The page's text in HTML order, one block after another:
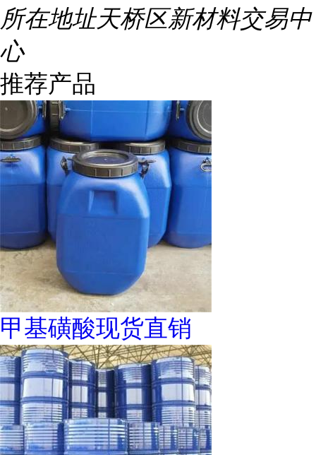
所在地址天桥区新材料交易中
心
推荐产品
甲基磺酸现货直销